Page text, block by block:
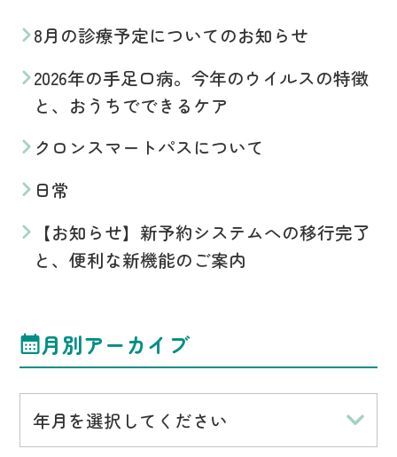
8月の診療予定についてのお知らせ
2026年の手足口病。今年のウイルスの特徴
と、おうちでできるケア
クロンスマートパスについて
日常
【お知らせ】新予約システムへの移行完了
と、便利な新機能のご案内
月別アーカイブ
年月を選択してください